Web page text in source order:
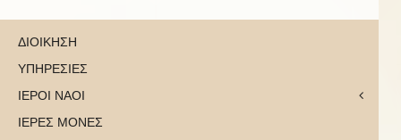
ΔΙΟΙΚΗΣΗ
ΥΠΗΡΕΣΙΕΣ
ΙΕΡΟΙ ΝΑΟΙ
ΙΕΡΕΣ ΜΟΝΕΣ